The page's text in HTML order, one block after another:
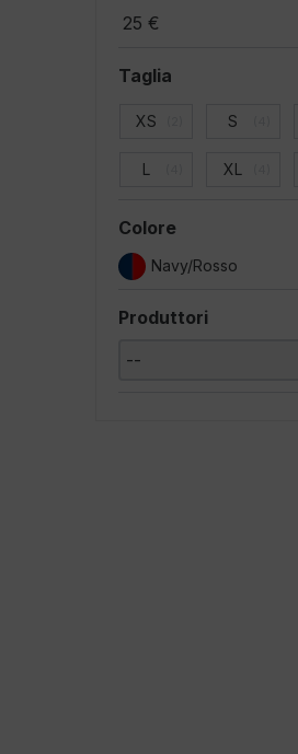
25 €
Taglia
XS S
L XL
Colore
Navy/Rosso
Produttori